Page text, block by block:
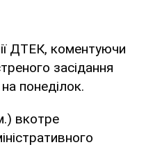
ДТЕК, коментуючи
засідання
на понеділок.
вкотре